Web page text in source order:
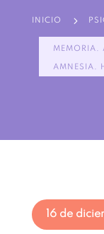
INICIO 5
MEMORIA.
AMNESIA.
16 de